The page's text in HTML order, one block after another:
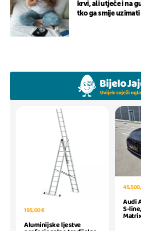
krvi, ali utječe i na
tko ga smije
195,00 €
Aluminijske ljestve
Audi
S-